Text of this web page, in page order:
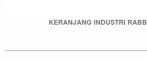
KERANJANG INDUSTRI